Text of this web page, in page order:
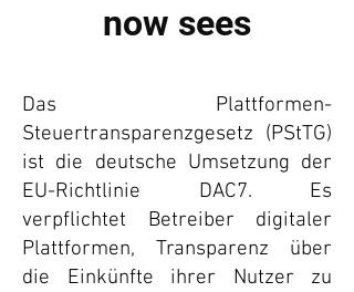
now sees
Das Plattformen-
Steuertransparenzgesetz (PStTG)
ist die deutsche Umsetzung der
EU-Richtlinie DAC7. Es
verpflichtet Betreiber digitaler
Plattformen, Transparenz über
die Einkünfte ihrer Nutzer zu